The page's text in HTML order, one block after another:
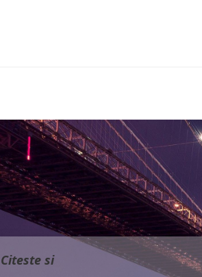
Citeste si